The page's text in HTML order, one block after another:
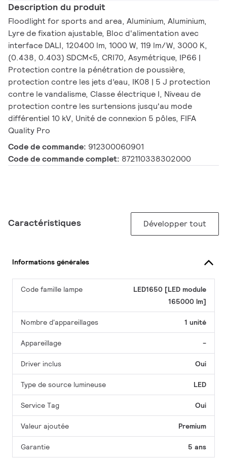
Description du produit
Floodlight for sports and area, Aluminium, Aluminium,
Lyre de fixation ajustable, Bloc d'alimentation avec
interface DALI, 120400 lm, 1000 W, 119 lm/W, 3000 K,
(0.438, 0.403) SDCM<5, CRI70, Asymétrique, IP66 |
Protection contre la pénétration de poussière,
protection contre les jets d’eau, IK08 | 5 J protection
contre le vandalisme, Classe électrique I, Niveau de
protection contre les surtensions jusqu'au mode
différentiel 10 kV, Unité de connexion 5 pôles, FIFA
Quality Pro
Code de commande: 912300060901
Code de commande complet: 872110338302000
Caractéristiques Développer tout
Informations générales
Code famille lampe
LED1650 [LED module
165000 lm]
Nombre d'appareillages 1 unité
Appareillage -
Driver inclus Oui
Type de source lumineuse LED
Service Tag Oui
Valeur ajoutée Premium
Garantie 5 ans